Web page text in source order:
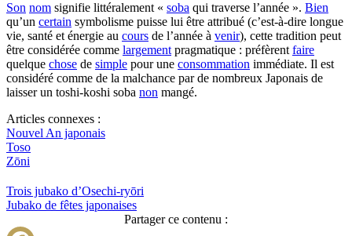
Son nom signifie littéralement « soba qui traverse l’année ». Bien
qu’un certain symbolisme puisse lui être attribué (c’est-à-dire longue
vie, santé et énergie au cours de l’année à venir), cette tradition peut
être considérée comme largement pragmatique : préfèrent faire
quelque chose de simple pour une consommation immédiate. Il est
considéré comme de la malchance par de nombreux Japonais de
laisser un toshi-koshi soba non mangé.
Articles connexes :
Nouvel An japonais
Toso
Zōni
Trois jubako d’Osechi-ryōri
Jubako de fêtes japonaises
Partager ce contenu :